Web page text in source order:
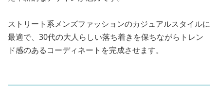
ストリート系メンズファッションのカジュアルスタイルに
最適で、30代の大人らしい落ち着きを保ちながらトレン
ド感のあるコーディネートを完成させます。